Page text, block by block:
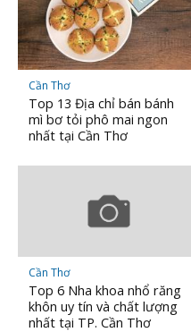
Cần Thơ
Top 13 Địa chỉ bán bánh
mì bơ tỏi phô mai ngon
nhất tại Cần Thơ
Cần Thơ
Top 6 Nha khoa nhổ răng
khôn uy tín và chất lượng
nhất tại TP. Cần Thơ